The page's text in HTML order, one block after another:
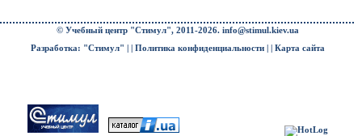
© Учебный центр "Стимул", 2011-2026. info@stimul.kiev.ua
Разработка: "Стимул" | | Политика конфиденциальности| | Карта сайта